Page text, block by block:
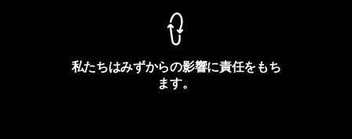
私たちはみずからの影響に責任をもち
ます。